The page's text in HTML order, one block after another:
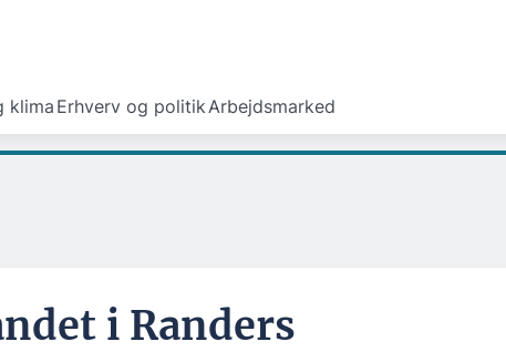
klima Erhverv og politikArbejdsmarked
i Randers